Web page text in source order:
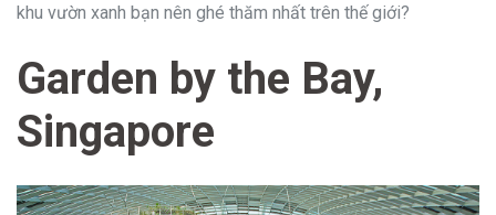
khu vườn xanh bạn nên ghé thăm nhất trên thế giới?
Garden by the Bay,
Singapore